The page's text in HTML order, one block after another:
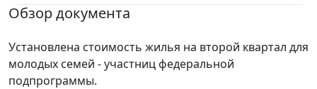
Обзор документа
Установлена стоимость жилья на второй квартал для
молодых семей - участниц федеральной
подпрограммы.